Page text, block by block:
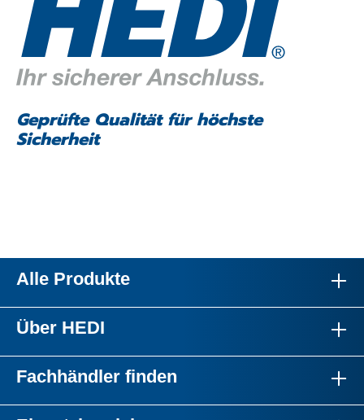
Geprüfte Qualität für höchste
Sicherheit
Alle Produkte
Über HEDI
Fachhändler finden